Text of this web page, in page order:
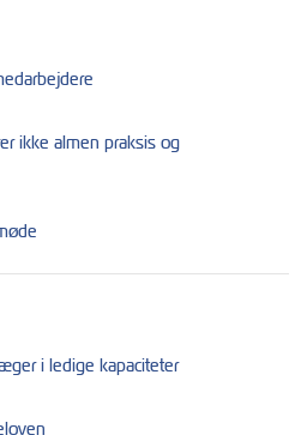
ikke almen praksis og
i ledige kapaciteter